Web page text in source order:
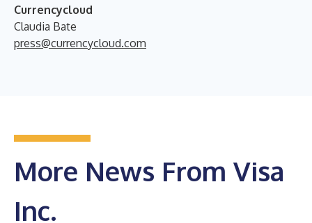
Currencycloud
Claudia Bate
press@currencycloud.com
More News From Visa
Inc.